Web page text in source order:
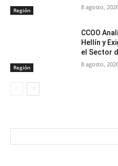
Región 8 agosto,
Región
CCOO
Hellín y
el Sector
8 agosto,